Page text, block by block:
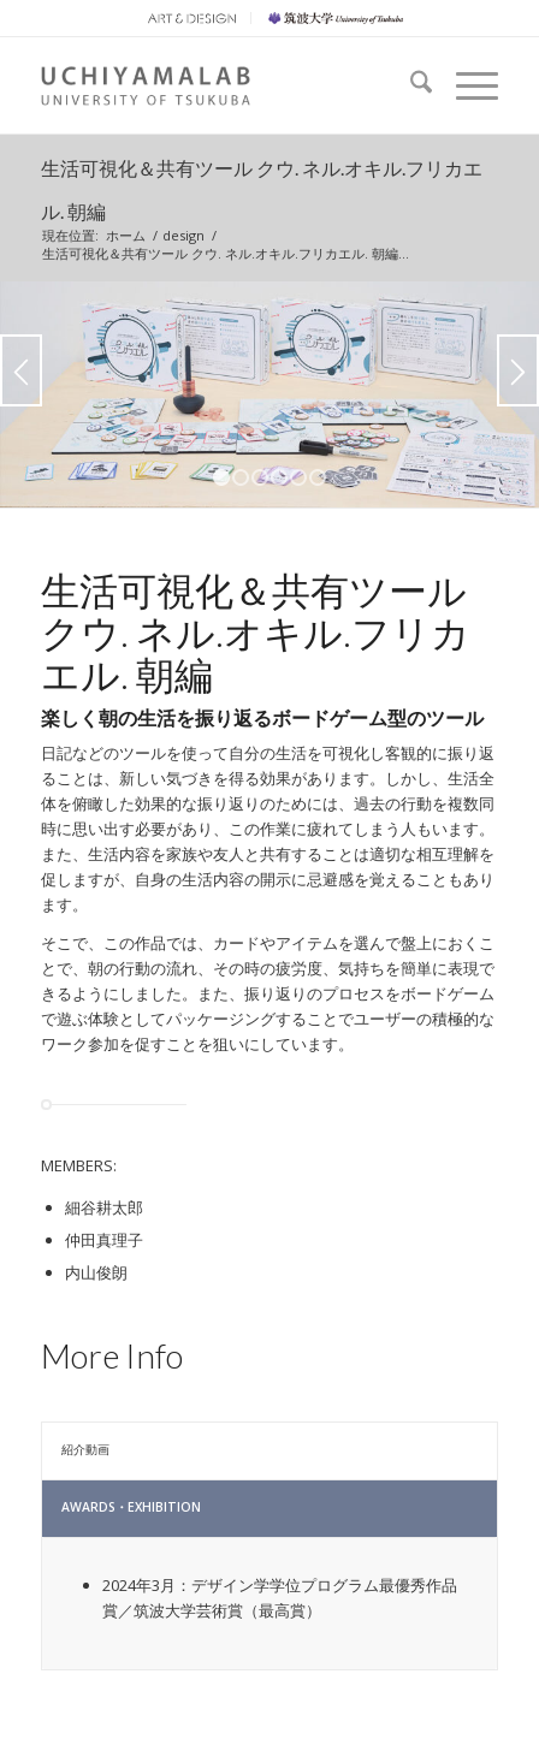
生活可視化＆共有ツール クウ. ネル.オキル.フリカエ
ル. 朝編
現在位置: ホーム / design /
生活可視化＆共有ツール クウ. ネル.オキル.フリカエル. 朝編...
1 3 4 5 6
生活可視化＆共有ツール
クウ. ネル.オキル.フリカ
エル. 朝編
楽しく朝の生活を振り返るボードゲーム型のツール
日記などのツールを使って自分の生活を可視化し客観的に振り返
ることは、新しい気づきを得る効果があります。しかし、生活全
体を俯瞰した効果的な振り返りのためには、過去の行動を複数同
時に思い出す必要があり、この作業に疲れてしまう人もいます。
また、生活内容を家族や友人と共有することは適切な相互理解を
促しますが、自身の生活内容の開示に忌避感を覚えることもあり
ます。
そこで、この作品では、カードやアイテムを選んで盤上におくこ
とで、朝の行動の流れ、その時の疲労度、気持ちを簡単に表現で
きるようにしました。また、振り返りのプロセスをボードゲーム
で遊ぶ体験としてパッケージングすることでユーザーの積極的な
ワーク参加を促すことを狙いにしています。
MEMBERS:
細谷耕太郎
仲田真理子
内山俊朗
More Info
紹介動画
AWARDS・EXHIBITION
2024年3月：デザイン学学位プログラム最優秀作品
賞／筑波大学芸術賞（最高賞）